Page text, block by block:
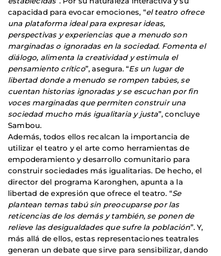
capacidad para evocar emociones, “el teatro ofrece
una plataforma ideal para expresar ideas,
perspectivas y experiencias que a menudo son
marginadas o ignoradas en la sociedad. Fomenta el
diálogo, alimenta la creatividad y estimula el
pensamiento crítico”, asegura. “Es un lugar de
libertad donde a menudo se rompen tabúes, se
cuentan historias ignoradas y se escuchan por fin
voces marginadas que permiten construir una
sociedad mucho más igualitaria y justa”, concluye
Sambou.
Además, todos ellos recalcan la importancia de
utilizar el teatro y el arte como herramientas de
empoderamiento y desarrollo comunitario para
construir sociedades más igualitarias. De hecho, el
director del programa Karonghen, apunta a la
libertad de expresión que ofrece el teatro. “Se
plantean temas tabú sin preocuparse por las
reticencias de los demás y también, se ponen de
relieve las desigualdades que sufre la población”. Y,
más allá de ellos, estas representaciones teatrales
generan un debate que sirve para sensibilizar, dando